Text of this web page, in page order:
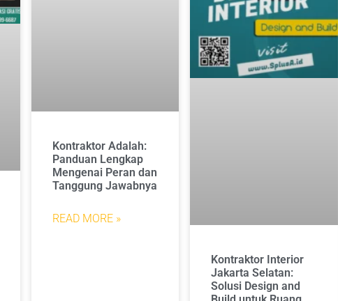
Kontraktor Adalah:
Panduan Lengkap
Mengenai Peran dan
Tanggung Jawabnya
READ MORE »
Kontraktor Interior
Jakarta Selatan:
Solusi Design and